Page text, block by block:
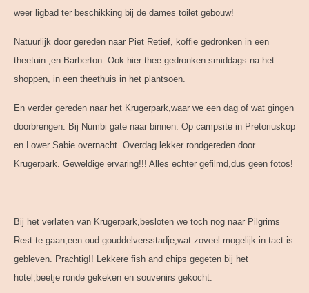
weer ligbad ter beschikking bij de dames toilet gebouw!
Natuurlijk door gereden naar Piet Retief, koffie gedronken in een
theetuin ,en Barberton. Ook hier thee gedronken smiddags na het
shoppen, in een theethuis in het plantsoen.
En verder gereden naar het Krugerpark,waar we een dag of wat gingen
doorbrengen. Bij Numbi gate naar binnen. Op campsite in Pretoriuskop
en Lower Sabie overnacht. Overdag lekker rondgereden door
Krugerpark. Geweldige ervaring!!! Alles echter gefilmd,dus geen fotos!
Bij het verlaten van Krugerpark,besloten we toch nog naar Pilgrims
Rest te gaan,een oud gouddelversstadje,wat zoveel mogelijk in tact is
gebleven. Prachtig!! Lekkere fish and chips gegeten bij het
hotel,beetje ronde gekeken en souvenirs gekocht.